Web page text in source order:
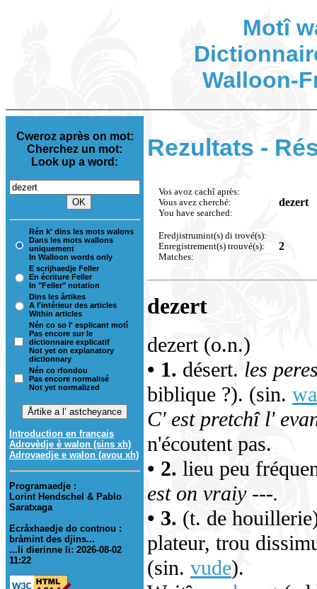
Motî
Walloon-
Cweroz après on mot:
Cherchez un mot:
Look up a word:
Rén k' dins les mots walons
Dans les mots wallons
uniquement
In Walloon words only
E scrijhaedje Feller
En écriture Feller
In "Feller" notation
Dins les årtikes
A l'intérieur des articles
Within articles
Nén co so l' esplicant motî
Pas encore sur le
dictionnaire explicatif
Not yet on explanatory
dictionnary
Nén co rfondou
Pas encore normalisé
Not yet normalized
Introduction en français
Adrovèdje è walon (sins xh)
Adrovaedje e walon (avou xh)
Programaedje :
Lorint Hendschel & Pablo
Saratxaga
Ecråxhaedje do contnou :
bråmint des djins...
...li dierinne li: 2026-08-02
11:22
Rezultats -
Vos avoz cachî après:
Vous avez cherché:
You have searched:
dezert
Eredjistrumint(s) di trové(s):
Enregistrement(s) trouvé(s):
Matches:
2
dezert
dezert (o.n.)
• 1. désert. les
biblique ?). (sin.
C' est pretchî l'
n'écoutent pas.
• 2. lieu peu
est on vraiy ---.
• 3. (t. de
plateur, trou
(sin. vude).